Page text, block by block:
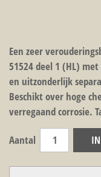
Een zeer
51524 deel 1 (HL)
en uitzonderlijk
Beschikt over hoge
verregaand corrosie.
Aantal